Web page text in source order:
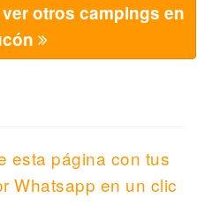
otros campings en
esta página con tus
Whatsapp en un clic